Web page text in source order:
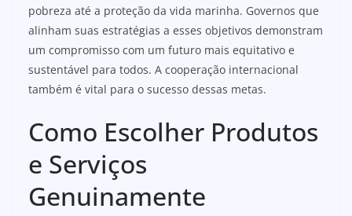
pobreza até a proteção da vida marinha. Governos que
alinham suas estratégias a esses objetivos demonstram
um compromisso com um futuro mais equitativo e
sustentável para todos. A cooperação internacional
também é vital para o sucesso dessas metas.
Como Escolher Produtos
e Serviços
Genuinamente